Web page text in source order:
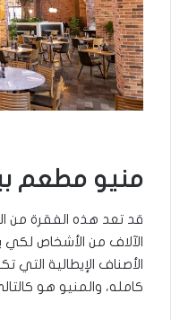
منيو مطعم
قد تعد هذه الفقرة من
الآلاف من الأشخاص
الأصناف الإيطالية
كامله، والمنيو هو